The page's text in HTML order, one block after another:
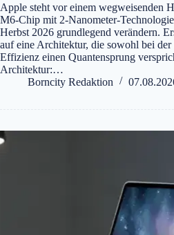
Apple steht vor einem wegweisenden
M6-Chip mit 2-Nanometer-
Herbst 2026 grundlegend verändern.
auf eine Architektur, die sowohl bei
Effizienz einen Quantensprung
Architektur:…
Borncity Redaktion